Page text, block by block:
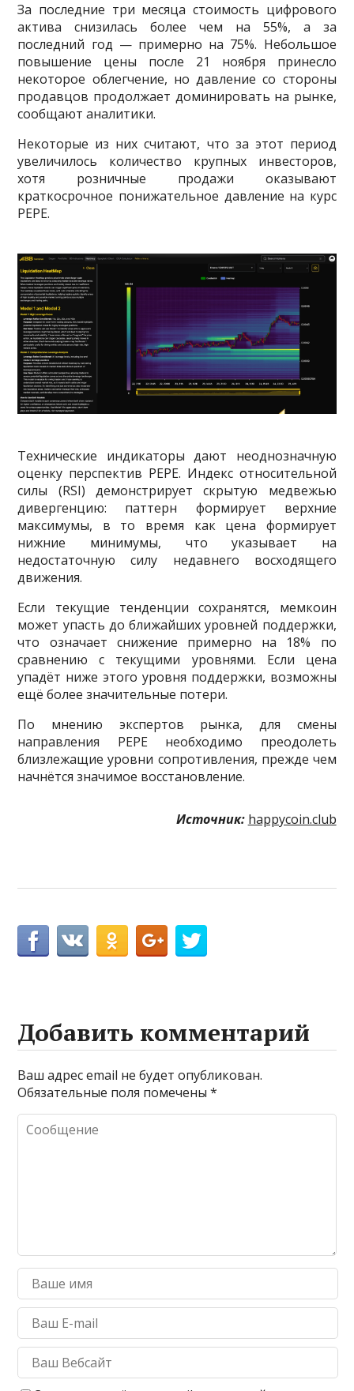
За последние три месяца стоимость цифрового
актива снизилась более чем на 55%, а за
последний год — примерно на 75%. Небольшое
повышение цены после 21 ноября принесло
некоторое облегчение, но давление со стороны
продавцов продолжает доминировать на рынке,
сообщают аналитики.
Некоторые из них считают, что за этот период
увеличилось количество крупных инвесторов,
хотя розничные продажи оказывают
краткосрочное понижательное давление на курс
PEPE.
Технические индикаторы дают неоднозначную
оценку перспектив PEPE. Индекс относительной
силы (RSI) демонстрирует скрытую медвежью
дивергенцию: паттерн формирует верхние
максимумы, в то время как цена формирует
нижние минимумы, что указывает на
недостаточную силу недавнего восходящего
движения.
Если текущие тенденции сохранятся, мемкоин
может упасть до ближайших уровней поддержки,
что означает снижение примерно на 18% по
сравнению с текущими уровнями. Если цена
упадёт ниже этого уровня поддержки, возможны
ещё более значительные потери.
По мнению экспертов рынка, для смены
направления PEPE необходимо преодолеть
близлежащие уровни сопротивления, прежде чем
начнётся значимое восстановление.
Источник: happycoin.club
Добавить комментарий
Ваш адрес email не будет опубликован.
Обязательные поля помечены*